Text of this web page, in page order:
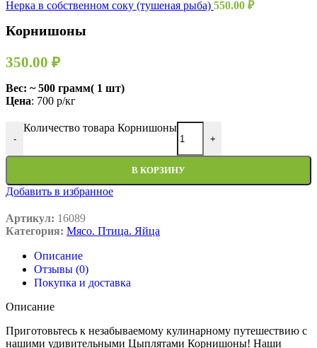
Нерка в собственном соку (тушеная рыба) 550.00 ₽
Корнишоны
350.00 ₽
Вес: ~ 500 грамм( 1 шт)
Цена: 700 р/кг
-
Количество товара Корнишоны
+
В КОРЗИНУ
Добавить в избранное
Артикул: 16089
Категория: Мясо. Птица. Яйца
Описание
Отзывы (0)
Покупка и доставка
Описание
Приготовьтесь к незабываемому кулинарному путешествию с
нашими удивительными Цыплятами Корнишоны! Наши